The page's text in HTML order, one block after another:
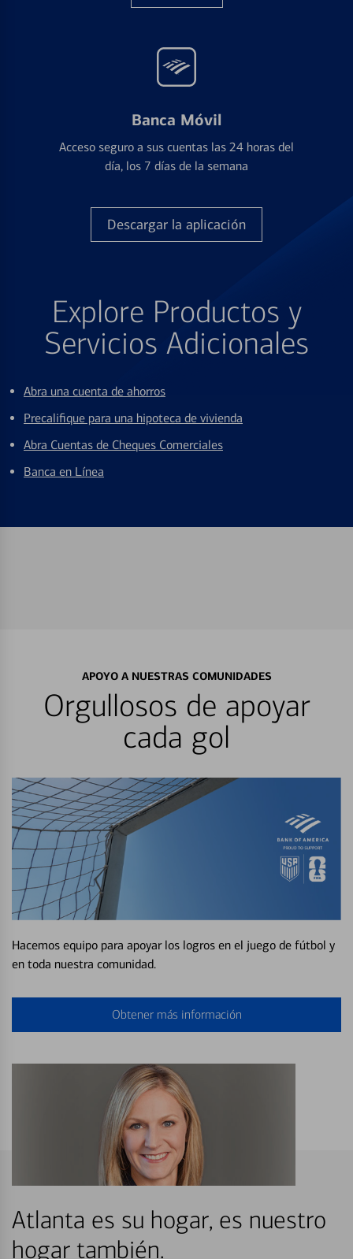
Banca Móvil
Acceso seguro a sus cuentas las 24 horas del
día, los 7 días de la semana
Descargar la aplicación
Explore Productos y
Servicios Adicionales
Abra una cuenta de ahorros
Precalifique para una hipoteca de vivienda
Abra Cuentas de Cheques Comerciales
Banca en Línea
APOYO A NUESTRAS COMUNIDADES
Orgullosos de apoyar
cada gol
Hacemos equipo para apoyar los logros en el juego de fútbol y
en toda nuestra comunidad.
Obtener más información
Atlanta es su hogar, es nuestro
hogar también.